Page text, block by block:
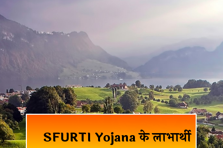
SFURTI Yojana के लाभार्थी